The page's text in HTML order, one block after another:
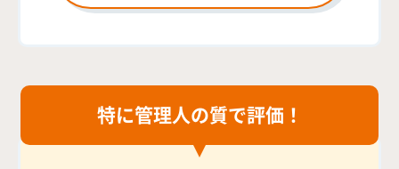
特に管理人の質で評価！